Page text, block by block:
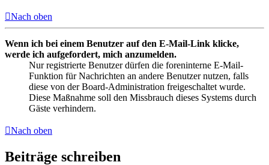
Nach oben
Wenn ich bei einem Benutzer auf den E-Mail-Link klicke,
werde ich aufgefordert, mich anzumelden.
Nur registrierte Benutzer dürfen die foreninterne E-Mail-
Funktion für Nachrichten an andere Benutzer nutzen, falls
diese von der Board-Administration freigeschaltet wurde.
Diese Maßnahme soll den Missbrauch dieses Systems durch
Gäste verhindern.
Nach oben
Beiträge schreiben